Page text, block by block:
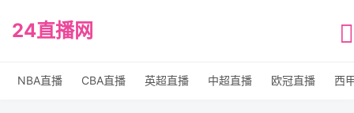
24直播网
NBA直播 CBA直播 英超直播 中超直播 欧冠直播 西